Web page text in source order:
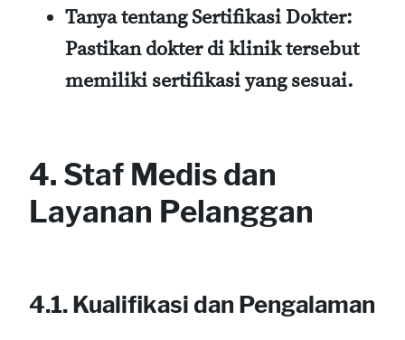
Tanya tentang Sertifikasi Dokter:
Pastikan dokter di klinik tersebut
memiliki sertifikasi yang sesuai.
4. Staf Medis dan
Layanan Pelanggan
4.1. Kualifikasi dan Pengalaman